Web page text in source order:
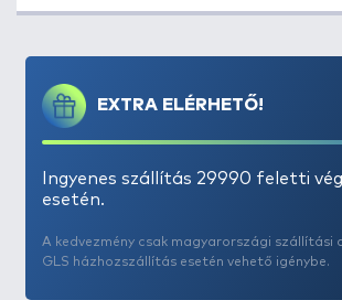
EXTRA ELÉRHETŐ!
Ingyenes szállítás 29990 feletti
esetén.
A kedvezmény csak magyarországi szállítási
GLS házhozszállítás esetén vehető igénybe.